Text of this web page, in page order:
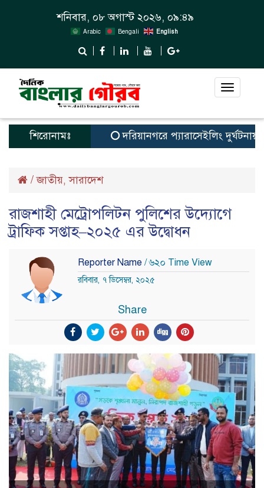
শনিবার, ০৮ অগাস্ট ২০২৬, ০৯:৪৯
Arabic Bengali English
Toggle
শিরোনামঃ দরিয়ানগরে প্যারাসেইলিং দুর্ঘটনায়
/জাতীয়,সারাদেশ
রাজশাহী মেট্রোপলিটন পুলিশের উদ্যোগে
ট্রাফিক সপ্তাহ–২০২৫ এর উদ্বোধন
Reporter Name / ৬২০ Time View
রবিবার, ৭ ডিসেম্বর, ২০২৫
Share